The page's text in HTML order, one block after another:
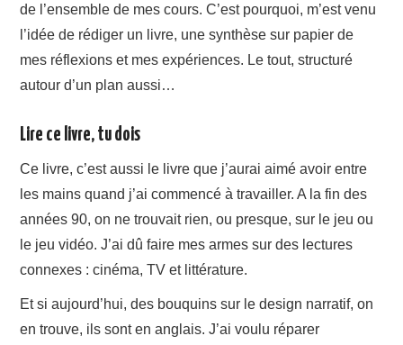
de l’ensemble de mes cours. C’est pourquoi, m’est venu
l’idée de rédiger un livre, une synthèse sur papier de
mes réflexions et mes expériences. Le tout, structuré
autour d’un plan aussi…
Lire ce livre, tu dois
Ce livre, c’est aussi le livre que j’aurai aimé avoir entre
les mains quand j’ai commencé à travailler. A la fin des
années 90, on ne trouvait rien, ou presque, sur le jeu ou
le jeu vidéo. J’ai dû faire mes armes sur des lectures
connexes : cinéma, TV et littérature.
Et si aujourd’hui, des bouquins sur le design narratif, on
en trouve, ils sont en anglais. J’ai voulu réparer